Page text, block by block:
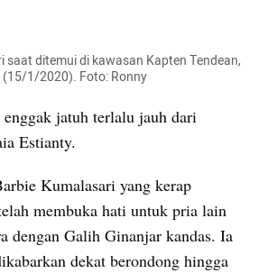
saat ditemui di kawasan Kapten Tendean,
1/2020). Foto: Ronny
jatuh terlalu jauh dari
Estianty.
Kumalasari yang kerap
membuka hati untuk pria lain
dengan Galih Ginanjar kandas. Ia
dekat berondong hingga